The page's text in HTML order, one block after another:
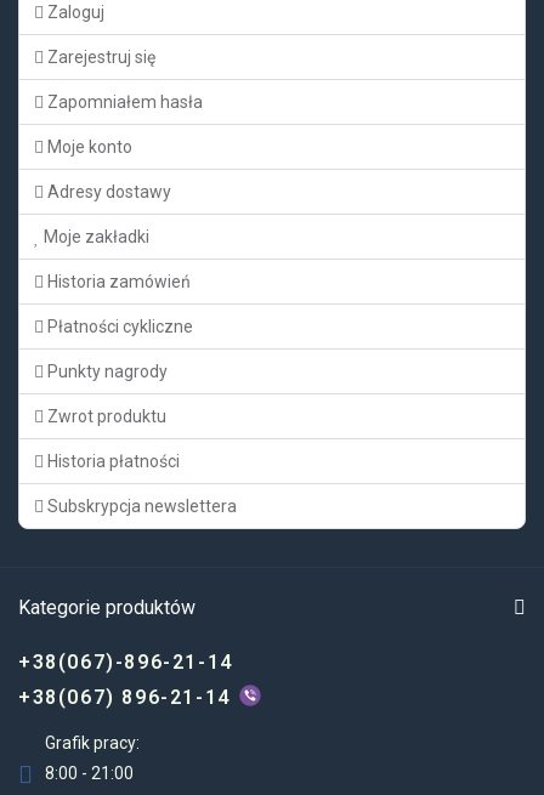
Zaloguj
Zarejestruj się
Zapomniałem hasła
Moje konto
Adresy dostawy
Moje zakładki
Historia zamówień
Płatności cykliczne
Punkty nagrody
Zwrot produktu
Historia płatności
Subskrypcja newslettera
Kategorie produktów
+38(067)-896-21-14
+38(067) 896-21-14
Grafik pracy:
8:00 - 21:00